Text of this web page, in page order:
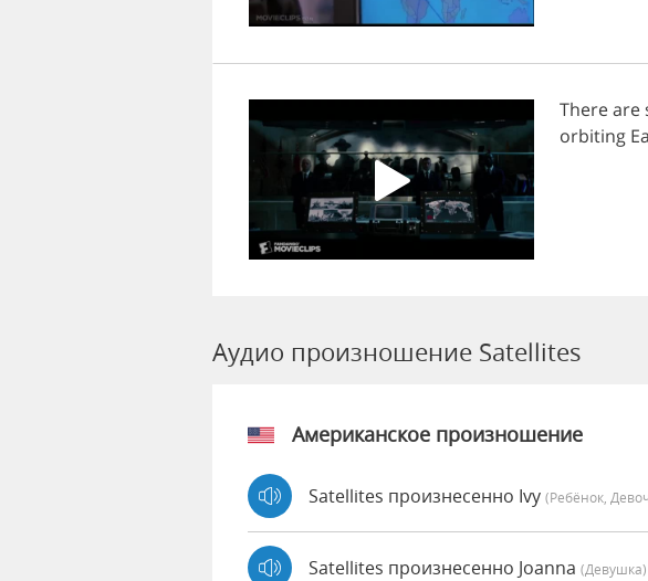
Thereare
orbiting
Аудио произношение Satellites
Американское произношение
Satellites произнесенно Ivy (Ребёнок,
Satellites произнесенно Joanna (девушка)